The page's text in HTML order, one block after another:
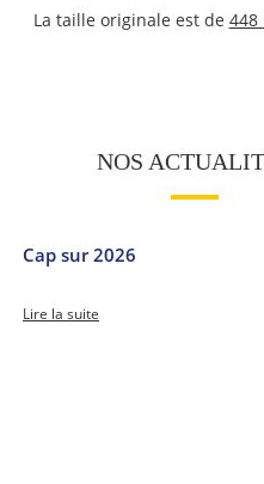
La taille originale est de 448
NOS
Cap sur 2026
Lire la suite